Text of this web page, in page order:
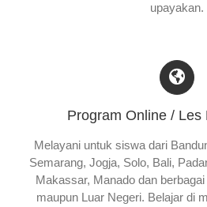
upayakan.
Program Online / Les
Melayani untuk siswa dari
Semarang, Jogja, Solo, Bali,
Makassar, Manado dan
maupun Luar Negeri. Belajar di